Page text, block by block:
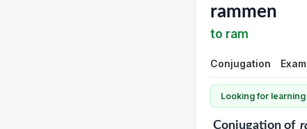
rammen
to ram
Conjugation
Looking for
Conjugationof